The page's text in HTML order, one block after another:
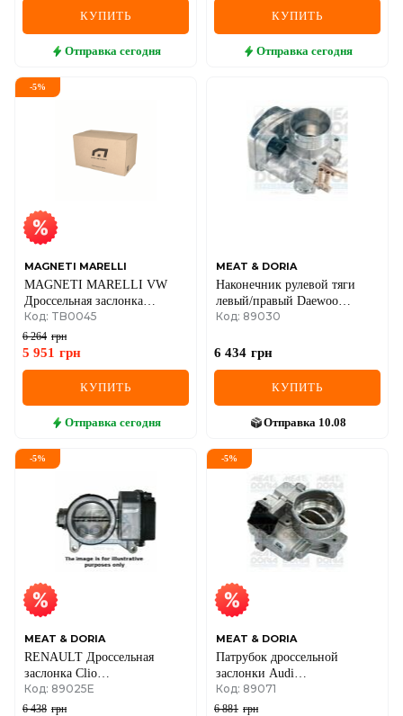
КУПИТЬ
Отправка сегодня
КУПИТЬ
Отправка сегодня
-5%
MAGNETI MARELLI
MAGNETI MARELLI VW
Дроссельная заслонка
Passat,Audi A4/6 95-
Код: TB0045
6 264 грн
5 951 грн
КУПИТЬ
Отправка сегодня
MEAT & DORIA
Наконечник рулевой тяги
левый/правый Daewoo
Nubira, Leganza 97–
Код: 89030
6 434 грн
КУПИТЬ
Отправка 10.08
-5%
MEAT & DORIA
RENAULT Дроссельная
заслонка Clio
II,Kangoo,Laguna II,Megane
I,II,Scenic II 1.4/1.8
Код: 89025E
6 438 грн
-5%
MEAT & DORIA
Патрубок дроссельной
заслонки Audi
A4/6,Seat,Skoda SuperB
I,Passat 2.5TDI 03-
Код: 89071
6 881 грн